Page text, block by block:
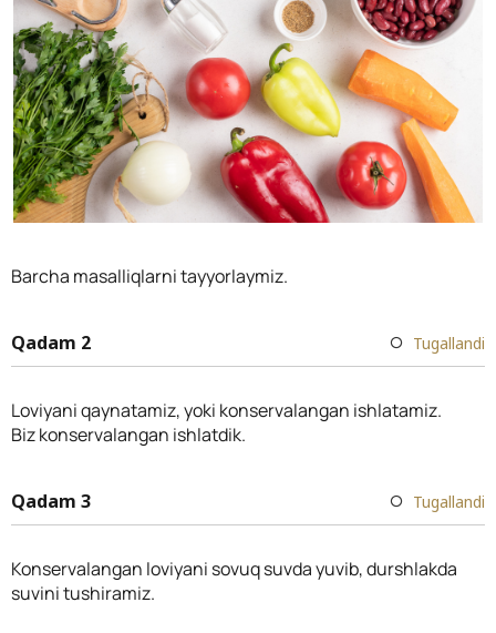
Barcha masalliqlarni tayyorlaymiz.
Qadam 2 Tugallandi
Loviyani qaynatamiz, yoki konservalangan ishlatamiz.
Biz konservalangan ishlatdik.
Qadam 3 Tugallandi
Konservalangan loviyani sovuq suvda yuvib, durshlakda
suvini tushiramiz.